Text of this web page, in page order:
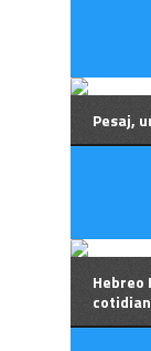
Pesaj,
Hebreo